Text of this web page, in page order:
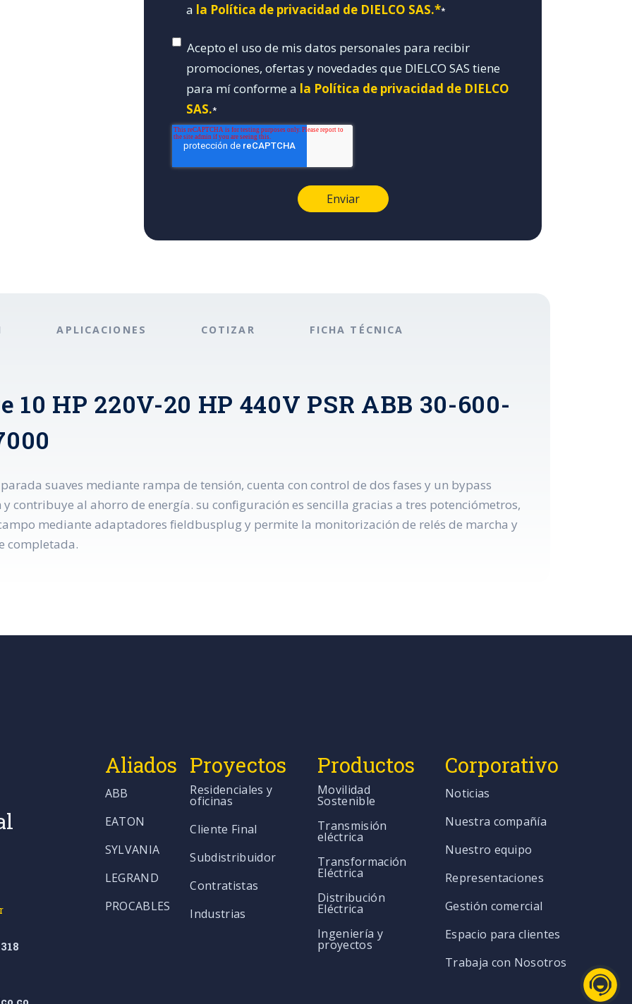
a la Política de privacidad de DIELCO SAS.**
Acepto el uso de mis datos personales para recibir
promociones, ofertas y novedades que DIELCO SAS tiene
para mí conforme a la Política de privacidad de DIELCO
SAS.*
APLICACIONES COTIZAR FICHA TÉCNICA
10 HP 220V-20 HP 440V PSR ABB 30-600-
suaves mediante rampa de tensión, cuenta con control de dos fases y un bypass
contribuye al ahorro de energía. su configuración es sencilla gracias a tres potenciómetros,
mediante adaptadores fieldbusplug y permite la monitorización de relés de marcha y
completada.
Aliados
ABB
EATON
SYLVANIA
LEGRAND
PROCABLES
Proyectos
Residenciales y
oficinas
Cliente Final
Subdistribuidor
Contratistas
Industrias
Productos
Movilidad
Sostenible
Transmisión
eléctrica
Transformación
Eléctrica
Distribución
Eléctrica
Ingeniería y
proyectos
Corporativo
Noticias
Nuestra compañía
Nuestro equipo
Representaciones
Gestión comercial
Espacio para clientes
Trabaja con Nosotros